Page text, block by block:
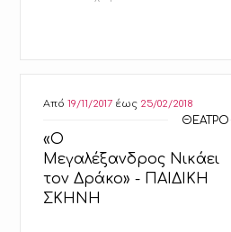
Από19/11/2017 έως 25/02/2018
ΘΕΑΤΡΟ
«Ο
Μεγαλέξανδρος Νικάει
τον Δράκο» - ΠΑΙΔΙΚΗ
ΣΚΗΝΗ